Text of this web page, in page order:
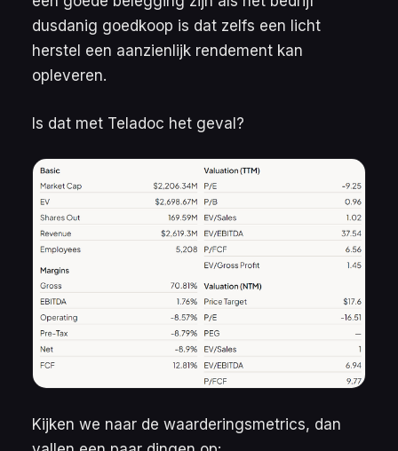
dusdanig goedkoop is dat zelfs een licht
herstel een aanzienlijk rendement kan
opleveren.
Is dat met Teladoc het geval?
Kijken we naar de waarderingsmetrics, dan